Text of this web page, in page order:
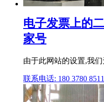
电子发票上的
家号
由于此网站的设置,我
联系电话: 180 3780 8511